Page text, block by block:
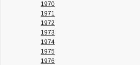
1970
1971
1972
1973
1974
1975
1976